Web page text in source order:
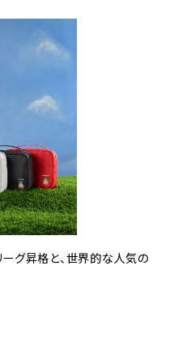
ーグ昇格と、世界的な人気の